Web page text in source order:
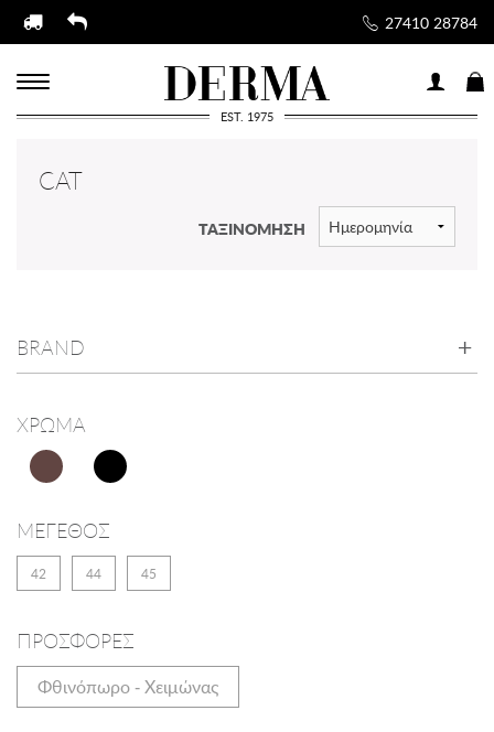
27410 28784
EST. 1975
CAT
ΤΑΞΙΝΟΜΗΣΗ
BRAND
ΧΡΩΜΑ
ΜΕΓΕΘΟΣ
42 44 45
ΠΡΟΣΦΟΡΕΣ
Φθινόπωρο - Χειμώνας